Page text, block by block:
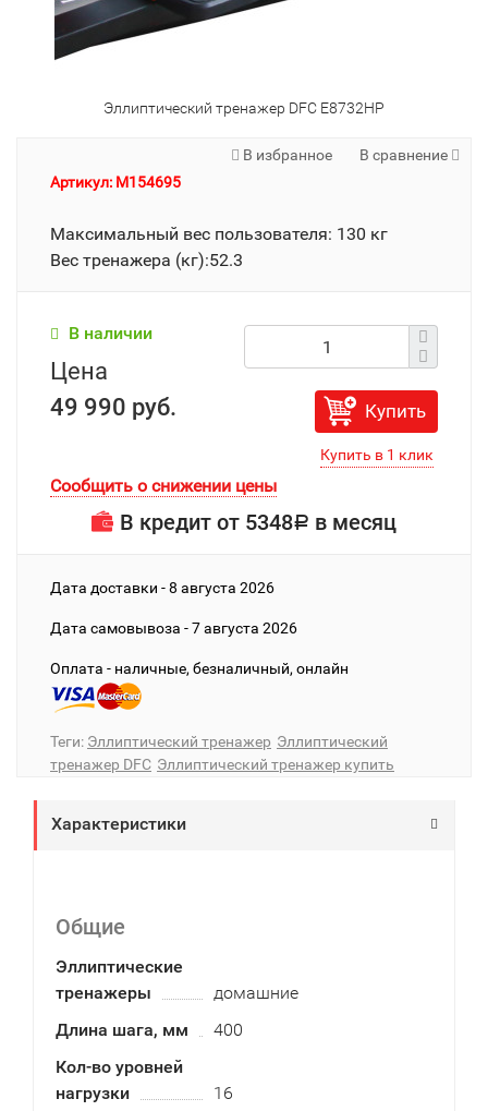
Эллиптический тренажер DFC E8732HP
В избранное
В сравнение
Артикул: M154695
Максимальный вес пользователя: 130 кг
Вес тренажера (кг):52.3
В наличии
Цена
49 990 руб.
Купить
Сообщить о снижении цены
В кредит от 5348Р в месяц
Дата доставки - 8 августа 2026
Дата cамовывоза - 7 августа 2026
Оплата - наличные, безналичный, онлайн
Теги: Эллиптический тренажер Эллиптический
тренажер DFC Эллиптический тренажер купить
Характеристики
Общие
Эллиптические
тренажеры
домашние
Длина шага, мм
400
Кол-во уровней
нагрузки
16